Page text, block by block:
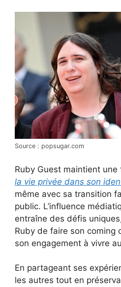
Source : popsugar.com
Ruby Guest maintient
la vie privée dans son
même avec sa transition
public. L’influence
entraîne des défis
Ruby de faire son coming
son engagement à vivre
En partageant ses
les autres tout en